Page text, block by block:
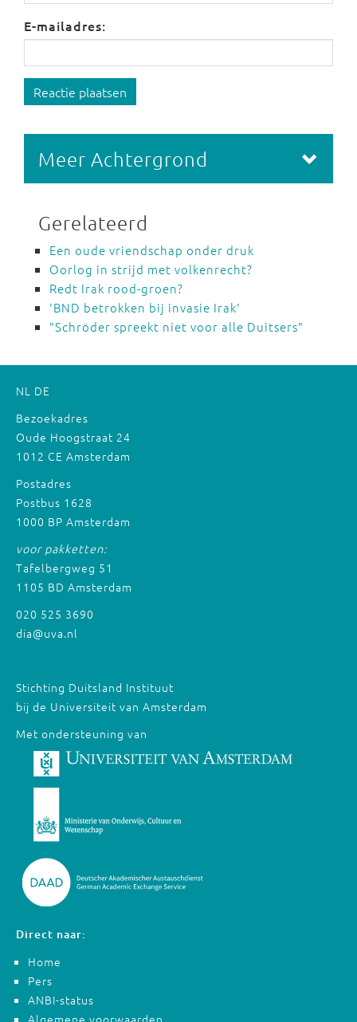
E-mailadres:
Reactie plaatsen
Meer Achtergrond
Gerelateerd
Een oude vriendschap onder druk
Oorlog in strijd met volkenrecht?
Redt Irak rood-groen?
'BND betrokken bij invasie Irak'
"Schröder spreekt niet voor alle Duitsers"
NL DE
Bezoekadres
Oude Hoogstraat 24
1012 CE Amsterdam
Postadres
Postbus 1628
1000 BP Amsterdam
voor pakketten:
Tafelbergweg 51
1105 BD Amsterdam
020 525 3690
dia@uva.nl
Stichting Duitsland Instituut
bij de Universiteit van Amsterdam
Met ondersteuning van
Direct naar:
Home
Pers
ANBI-status
Algemene voorwaarden